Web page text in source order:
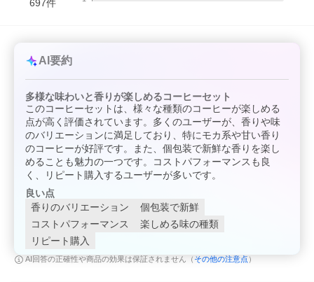
697件
AI要約
多様な味わいと香りが楽しめるコーヒーセット
このコーヒーセットは、様々な種類のコーヒーが楽しめる
点が高く評価されています。多くのユーザーが、香りや味
のバリエーションに満足しており、特にモカ系や甘い香り
のコーヒーが好評です。また、個包装で新鮮な香りを楽し
めることも魅力の一つです。コストパフォーマンスも良
く、リピート購入するユーザーが多いです。
良い点
香りのバリエーション
個包装で新鮮
コストパフォーマンス
楽しめる味の種類
リピート購入
AI回答の正確性や商品の効果は保証されません（ その他の注意点 ）